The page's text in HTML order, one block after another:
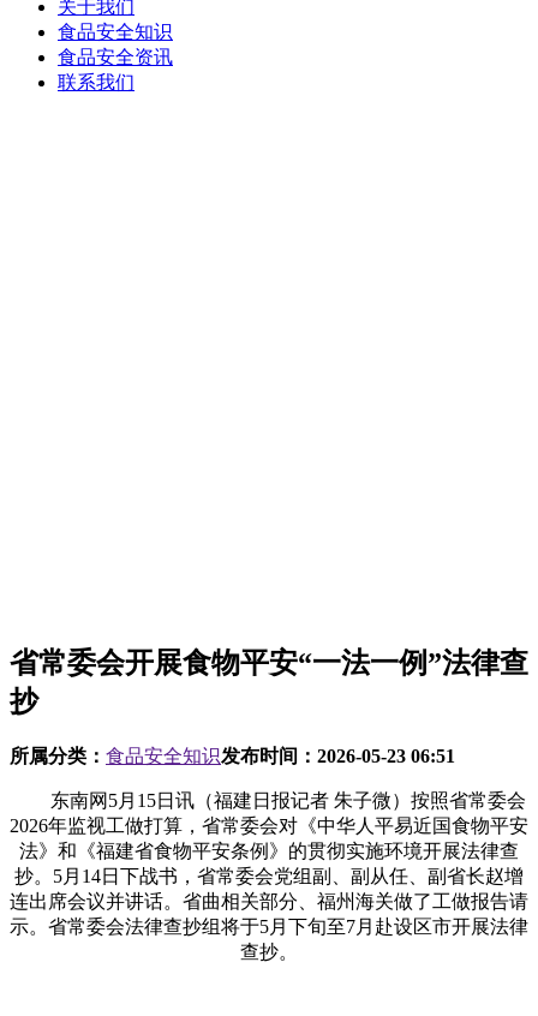
关于我们
食品安全知识
食品安全资讯
联系我们
省常委会开展食物平安“一法一例”法律查
抄
所属分类： 食品安全知识发布时间： 2026-05-23 06:51
东南网5月15日讯（福建日报记者 朱子微）按照省常委会
2026年监视工做打算，省常委会对《中华人平易近国食物平安
法》和《福建省食物平安条例》的贯彻实施环境开展法律查
抄。5月14日下战书，省常委会党组副、副从任、副省长赵增
连出席会议并讲话。省曲相关部分、福州海关做了工做报告请
示。省常委会法律查抄组将于5月下旬至7月赴设区市开展法律
查抄。